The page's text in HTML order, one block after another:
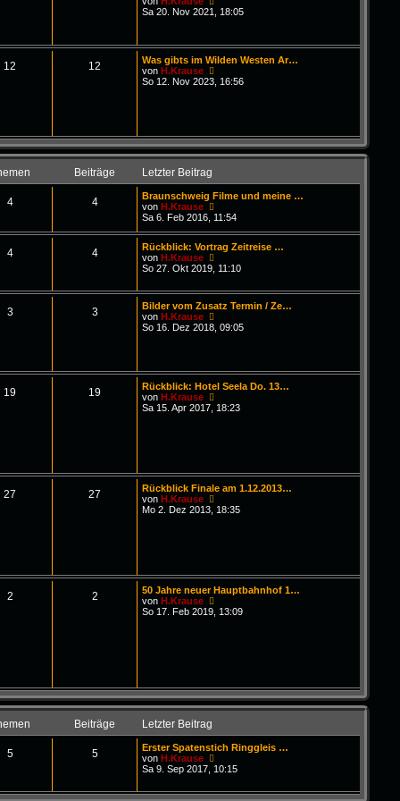
t
g
e
s
e
B
a
g
Sa 20. Nov 2021, 18:05
12 12
Was gibts im Wilden Westen Ar…
vonH.Krause
e
e
r
B
t
r
g
So 12. Nov 2023, 16:56
Beiträge Letzter Beitrag
4 4
Braunschweig Filme und meine …
vonH.Krause
e
e
s
e
B
e
i
t
r
Sa 6. Feb 2016, 11:54
4 4
Rückblick: Vortrag Zeitreise …
vonH.Krause
e
e
t
r
t
r
g
So 27. Okt 2019, 11:10
3 3
Bilder vom Zusatz Termin / Ze…
vonH.Krause
e
t
r
e
So 16. Dez 2018, 09:05
19 19
Rückblick: Hotel Seela Do. 13…
vonH.Krause
e
r
e
t
Sa 15. Apr 2017, 18:23
27 27
Rückblick Finale am 1.12.2013…
vonH.Krause
e
r
e
t
Mo 2. Dez 2013, 18:35
2 2
50 Jahre neuer Hauptbahnhof 1…
vonH.Krause
e
B
e
i
a
g
So 17. Feb 2019, 13:09
Beiträge Letzter Beitrag
5 5
Erster Spatenstich Ringgleis …
vonH.Krause
e
e
Sa 9. Sep 2017, 10:15